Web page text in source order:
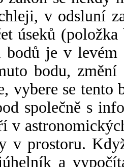
v odsluní
úseků
bodů je v
bodu,
vybere se tento
společně s
v
v prostoru.
a